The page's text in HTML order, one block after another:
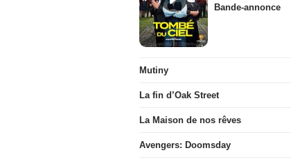
Bande-annonce
Mutiny
La fin d’Oak Street
La Maison de nos rêves
Avengers: Doomsday